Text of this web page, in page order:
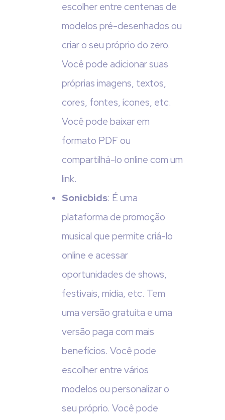
escolher entre centenas de
modelos pré-desenhados ou
criar o seu próprio do zero.
Você pode adicionar suas
próprias imagens, textos,
cores, fontes, ícones, etc.
Você pode baixar em
formato PDF ou
compartilhá-lo online com um
link.
Sonicbids: É uma
plataforma de promoção
musical que permite criá-lo
online e acessar
oportunidades de shows,
festivais, mídia, etc. Tem
uma versão gratuita e uma
versão paga com mais
benefícios. Você pode
escolher entre vários
modelos ou personalizar o
seu próprio. Você pode